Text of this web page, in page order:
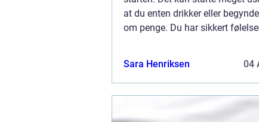
at du enten drikker eller
om penge. Du har sikkert
Sara Henriksen 04